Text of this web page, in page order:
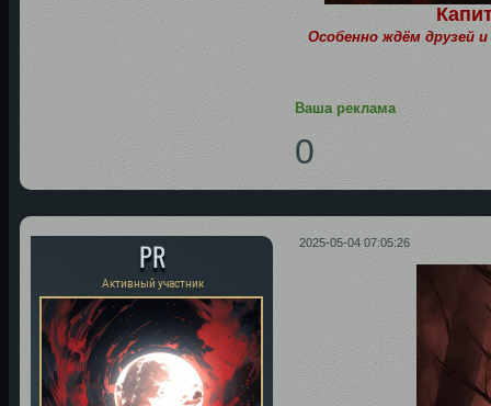
Особенно ждём друзей
Ваша реклама
0
2025-05-04 07:05:26
PR
Активный участник